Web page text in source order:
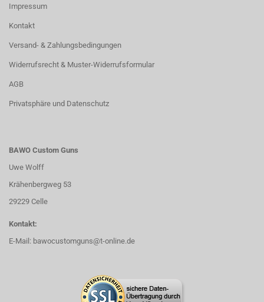
Impressum
Kontakt
Versand- & Zahlungsbedingungen
Widerrufsrecht & Muster-Widerrufsformular
AGB
Privatsphäre und Datenschutz
BAWO Custom Guns
Uwe Wolff
Krähenbergweg 53
29229 Celle
Kontakt:
E-Mail: bawocustomguns@t-online.de